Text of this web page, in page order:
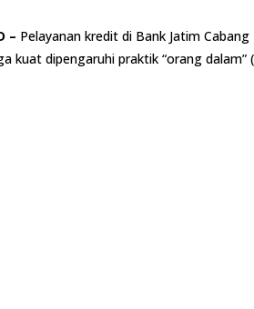
– Pelayanan kredit di Bank Jatim
kuat dipengaruhi praktik “orang